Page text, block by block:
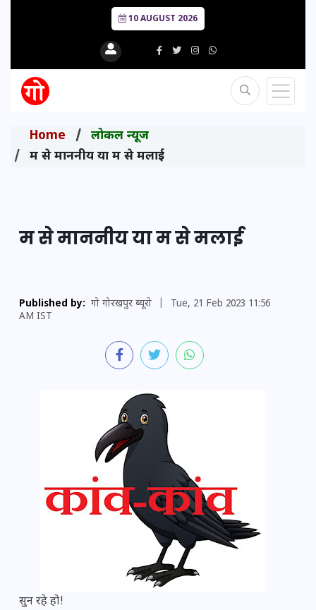
10 AUGUST 2026
Home
लोकल न्यूज
म से माननीय या म से मलाई
म से माननीय या म से मलाई
Published by: गो गोरखपुर ब्यूरो
Tue, 21 Feb 2023 11:56
AM IST
सुन रहे हो!